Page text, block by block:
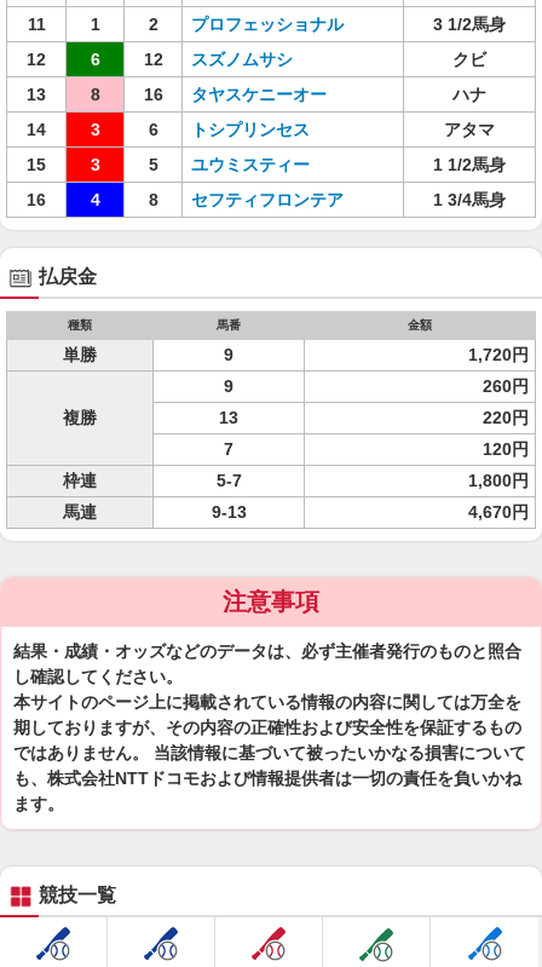
11
1 2 プロフェッショナル
3 1/2馬身
12
6 12 スズノムサシ
クビ
13
8 16 タヤスケニーオー
ハナ
14
3 6 トシプリンセス
アタマ
15
3 5 ユウミスティー
1 1/2馬身
16
4 8 セフティフロンテア 1 3/4馬身
払戻金
種類 馬番 金額
単勝 9 1,720円
複勝
9
260円
13
220円
7
120円
枠連
5-7
1,800円
馬連
9-13 4,670円
注意事項
結果・成績・オッズなどのデータは、必ず主催者発行のものと照合
し確認してください。
本サイトのページ上に掲載されている情報の内容に関しては万全を
期しておりますが、その内容の正確性および安全性を保証するもの
ではありません。 当該情報に基づいて被ったいかなる損害について
も、株式会社NTTドコモおよび情報提供者は一切の責任を負いかね
ます。
競技一覧